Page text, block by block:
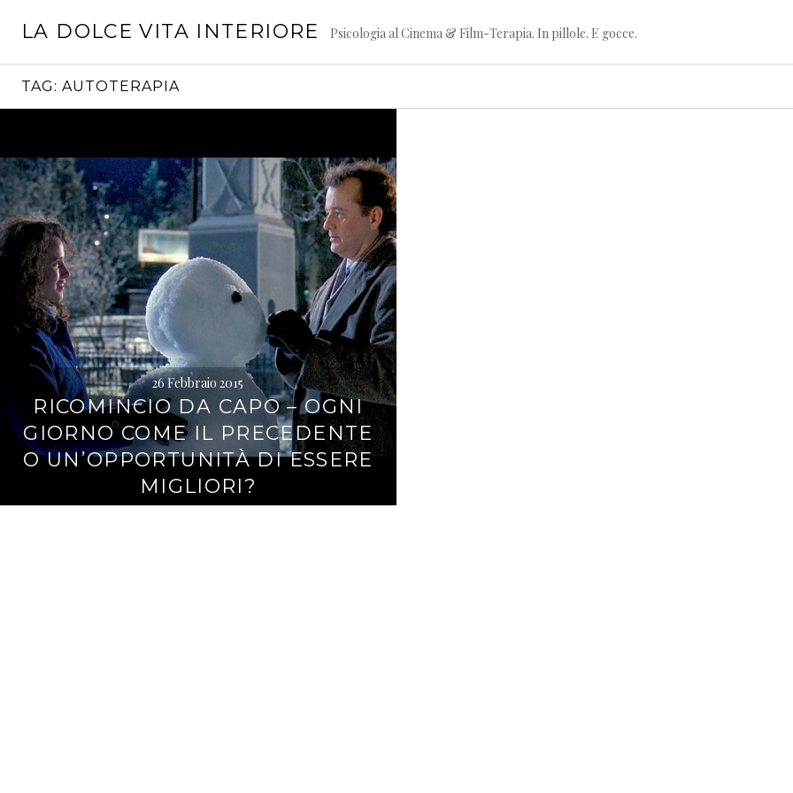
LA DOLCE VITA INTERIORE Psicologia al Cinema & Film-Terapia. In pillole. E gocce.
TAG: AUTOTERAPIA
26 Febbraio 2015
RICOMINCIO DA CAPO – OGNI
GIORNO COME IL PRECEDENTE
O UN’OPPORTUNITÀ DI ESSERE
MIGLIORI?